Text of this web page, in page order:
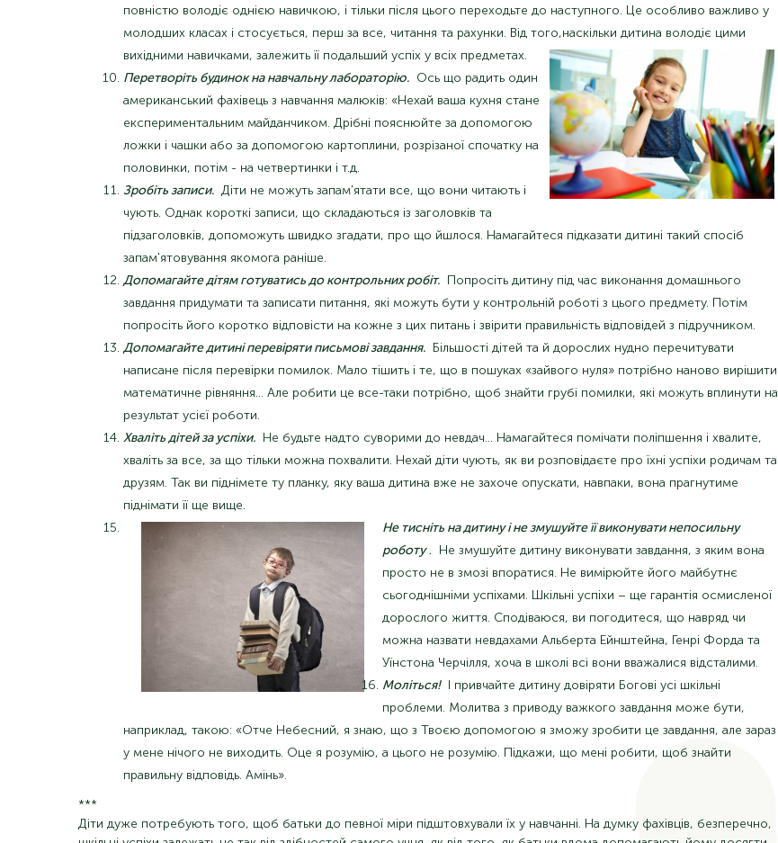
повністю володіє однією навичкою, і тільки після цього переходьте до наступного. Це особливо важливо у
молодших класах і стосується, перш за все, читання та рахунки. Від того,наскільки дитина володіє цими
вихідними навичками, залежить її подальший успіх у всіх предметах.
Перетворіть будинок на навчальну лабораторію. Ось що радить один
американський фахівець з навчання малюків: «Нехай ваша кухня стане
експериментальним майданчиком. Дрібні пояснюйте за допомогою
ложки і чашки або за допомогою картоплини, розрізаної спочатку на
половинки, потім - на четвертинки і т.д.
Зробіть записи. Діти не можуть запам'ятати все, що вони читають і
чують. Однак короткі записи, що складаються із заголовків та
підзаголовків, допоможуть швидко згадати, про що йшлося. Намагайтеся підказати дитині такий спосіб
запам'ятовування якомога раніше.
Допомагайте дітям готуватись до контрольних робіт. Попросіть дитину під час виконання домашнього
завдання придумати та записати питання, які можуть бути у контрольній роботі з цього предмету. Потім
попросіть його коротко відповісти на кожне з цих питань і звірити правильність відповідей з підручником.
Допомагайте дитині перевіряти письмові завдання. Більшості дітей та й дорослих нудно перечитувати
написане після перевірки помилок. Мало тішить і те, що в пошуках «зайвого нуля» потрібно наново вирішити
математичне рівняння… Але робити це все-таки потрібно, щоб знайти грубі помилки, які можуть вплинути на
результат усієї роботи.
Хваліть дітей за успіхи. Не будьте надто суворими до невдач… Намагайтеся помічати поліпшення і хвалите,
хваліть за все, за що тільки можна похвалити. Нехай діти чують, як ви розповідаєте про їхні успіхи родичам та
друзям. Так ви піднімете ту планку, яку ваша дитина вже не захоче опускати, навпаки, вона прагнутиме
піднімати її ще вище.
Не тисніть на дитину і не змушуйте її виконувати непосильну
роботу. Не змушуйте дитину виконувати завдання, з яким вона
просто не в змозі впоратися. Не вимірюйте його майбутнє
сьогоднішніми успіхами. Шкільні успіхи – ще гарантія осмисленої
дорослого життя. Сподіваюся, ви погодитеся, що навряд чи
можна назвати невдахами Альберта Ейнштейна, Генрі Форда та
Уїнстона Черчілля, хоча в школі всі вони вважалися відсталими.
Моліться!І привчайте дитину довіряти Богові усі шкільні
проблеми. Молитва з приводу важкого завдання може бути,
наприклад, такою: «Отче Небесний, я знаю, що з Твоєю допомогою я зможу зробити це завдання, але зараз
у мене нічого не виходить. Оце я розумію, а цього не розумію. Підкажи, що мені робити, щоб знайти
правильну відповідь. Амінь».
***
Діти дуже потребують того, щоб батьки до певної міри підштовхували їх у навчанні. На думку фахівців, безперечно,